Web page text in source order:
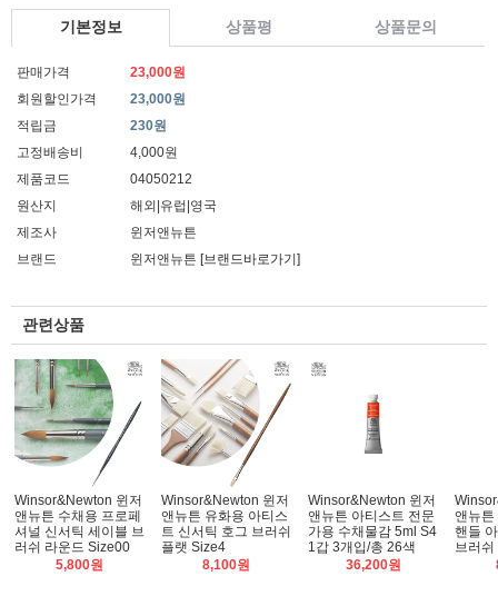
기본정보 상품평 상품문의
판매가격
23,000원
회원할인가격
23,000원
적립금
230원
고정배송비
4,000원
제품코드
04050212
원산지
해외|유럽|영국
제조사
윈저앤뉴튼
브랜드
윈저앤뉴튼 [브랜드바로가기]
관련상품
Winsor&Newton 윈저
앤뉴튼 수채용 프로페
셔널 신서틱 세이블 브
러쉬 라운드 Size00
5,800원
Winsor&Newton 윈저
앤뉴튼 유화용 아티스
트 신서틱 호그 브러쉬
플랫 Size4
8,100원
Winsor&Newton 윈저
앤뉴튼 아티스트 전문
가용 수채물감 5ml S4
1갑 3개입/총 26색
36,200원
앤뉴튼
핸들
브러